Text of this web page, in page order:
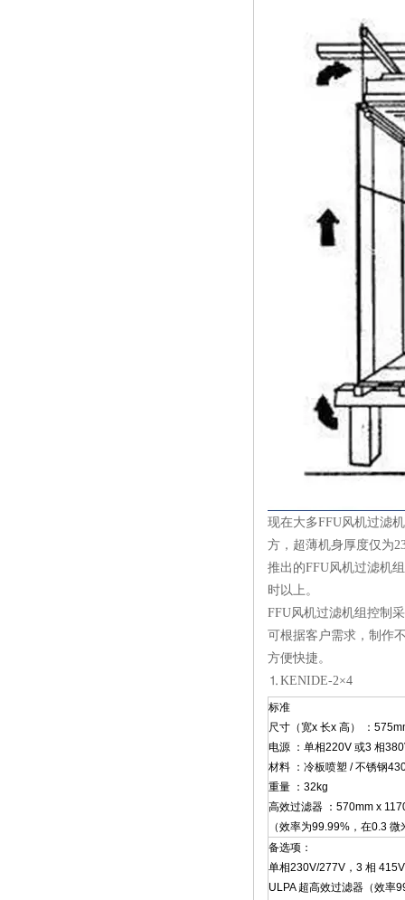
现在大多FFU风机过滤
方，超薄机身厚度仅为
推出的FFU风机过滤机
时以上。
FFU风机过滤机组控制
可根据客户需求，制作
方便快捷。
⒈KENIDE-2×4
标准
尺寸（宽x 长x 高） ：
电源 ：单相220V 或3 相
材料 ：冷板喷塑 / 不锈钢
重量 ：32kg
高效过滤器 ：570mm x
（效率为99.99%，在0.3 微
备选项：
单相230V/277V，3 相
ULPA 超高效过滤器（效率